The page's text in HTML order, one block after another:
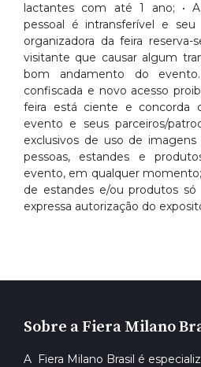
lactantes com até 1 ano; •
pessoal é intransferível e
organizadora da feira
visitante que causar algum
bom andamento do
confiscada e novo acesso
feira está ciente e concorda
evento e seus parceiros/
exclusivos de uso de
pessoas, estandes e
evento, em qualquer
de estandes e/ou produtos
expressa autorização do
Sobre a Fiera Milano
A Fiera Milano Brasil é